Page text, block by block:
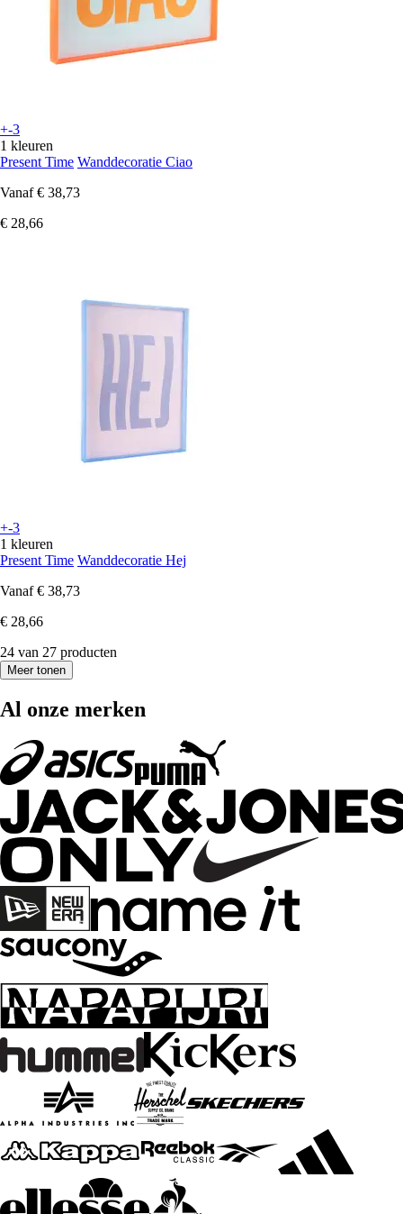
+-3
1 kleuren
Present Time Wanddecoratie Ciao
Vanaf € 38,73
€ 28,66
+-3
1 kleuren
Present Time Wanddecoratie Hej
Vanaf € 38,73
€ 28,66
24 van 27 producten
Meer tonen
Al onze merken